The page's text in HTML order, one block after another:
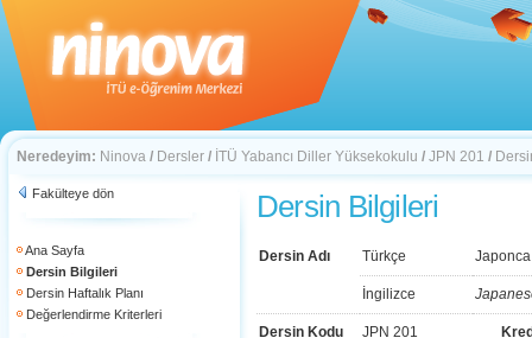
Neredeyim: Ninova / Dersler / İTÜ Yabancı Diller Yüksekokulu / JPN 201 /
Fakülteye dön
Ana Sayfa
Dersin Bilgileri
Dersin Haftalık Planı
Değerlendirme Kriterleri
Dersin Bilgileri
Dersin Adı Türkçe Japonca
İngilizce
Dersin Kodu JPN 201